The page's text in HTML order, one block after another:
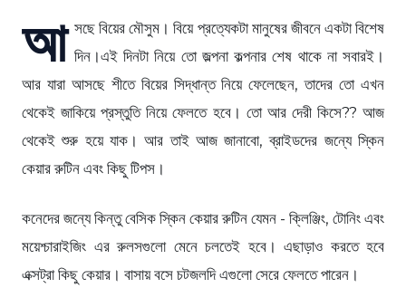
আ সছে বিয়ের মৌসুম। বিয়ে প্রত্যেকটা মানুষের জীবনে একটা বিশেষ
দিন।এই দিনটা নিয়ে তো জল্পনা কল্পনার শেষ থাকে না সবারই।
আর যারা আসছে শীতে বিয়ের সিদ্ধান্ত নিয়ে ফেলেছেন, তাদের তো এখন
থেকেই জাকিয়ে প্রস্তুতি নিয়ে ফেলতে হবে। তো আর দেরী কিসে?? আজ
থেকেই শুরু হয়ে যাক। আর তাই আজ জানাবো, ব্রাইডদের জন্যে স্কিন
কেয়ার রুটিন এবং কিছু টিপস।
কনেদের জন্যে কিন্তু বেসিক স্কিন কেয়ার রুটিন যেমন - ক্লিঞ্জিং, টোনিং এবং
ময়েশ্চারাইজিং এর রুলসগুলো মেনে চলতেই হবে। এছাড়াও করতে হবে
এক্সট্রা কিছু কেয়ার। বাসায় বসে চটজলদি এগুলো সেরে ফেলতে পারেন।